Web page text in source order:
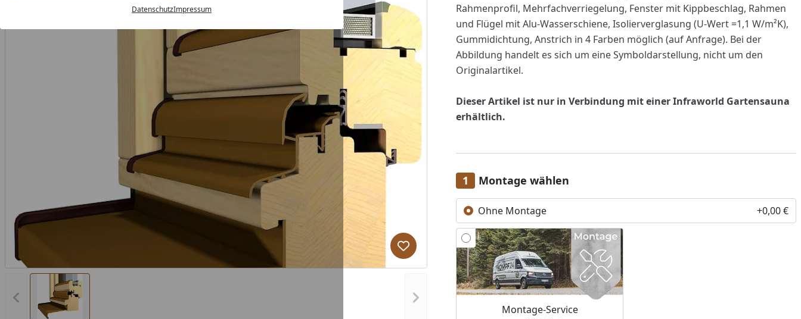
DatenschutzImpressum
Vorheriges Bild anzeigen Nächstes Bild anzeigen
Produkt zur Wunschliste hinzufügen
Rahmenprofil, Mehrfachverriegelung, Fenster mit Kippbeschlag, Rahmen
und Flügel mit Alu-Wasserschiene, Isolierverglasung (U-Wert =1,1 W/m²K),
Gummidichtung, Anstrich in 4 Farben möglich (auf Anfrage). Bei der
Abbildung handelt es sich um eine Symboldarstellung, nicht um den
Originalartikel.
Dieser Artikel ist nur in Verbindung mit einer Infraworld Gartensauna
erhältlich.
Montage wählen
Ohne Montage +0,00 €
Montage-Service